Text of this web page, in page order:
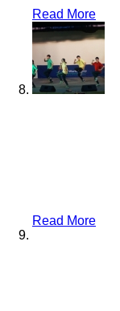
Read More
Read More